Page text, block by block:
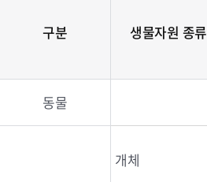
구분
생물자원 종류
동물
개체